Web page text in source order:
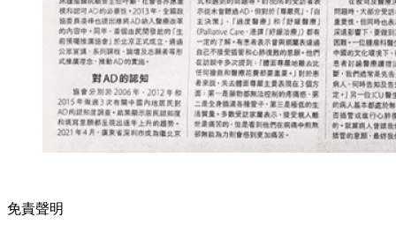
免責聲明